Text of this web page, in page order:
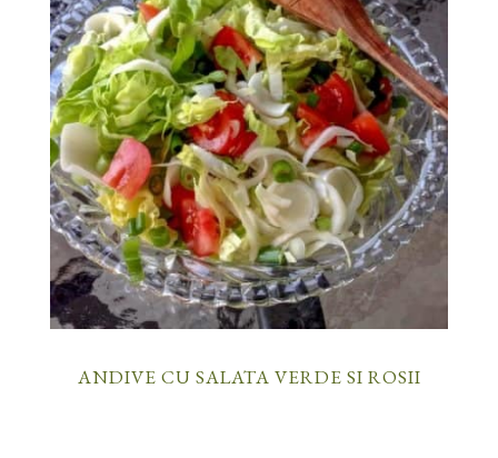
ANDIVE CU SALATA VERDE SI ROSII